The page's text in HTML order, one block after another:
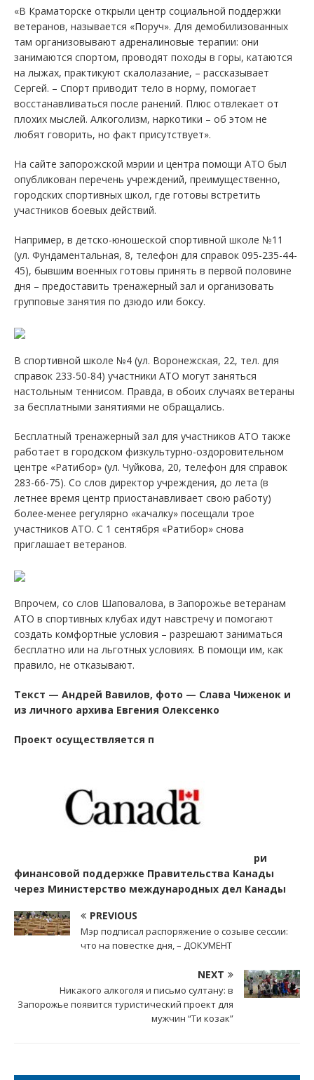
«В Краматорске открыли центр социальной поддержки
ветеранов, называется «Поруч». Для демобилизованных
там организовывают адреналиновые терапии: они
занимаются спортом, проводят походы в горы, катаются
на лыжах, практикуют скалолазание, – рассказывает
Сергей. – Спорт приводит тело в норму, помогает
восстанавливаться после ранений. Плюс отвлекает от
плохих мыслей. Алкоголизм, наркотики – об этом не
любят говорить, но факт присутствует».
На сайте запорожской мэрии и центра помощи АТО был
опубликован перечень учреждений, преимущественно,
городских спортивных школ, где готовы встретить
участников боевых действий.
Например, в детско-юношеской спортивной школе №11
(ул. Фундаментальная, 8, телефон для справок 095-235-44-
45), бывшим военных готовы принять в первой половине
дня – предоставить тренажерный зал и организовать
групповые занятия по дзюдо или боксу.
В спортивной школе №4 (ул. Воронежская, 22, тел. для
справок 233-50-84) участники АТО могут заняться
настольным теннисом. Правда, в обоих случаях ветераны
за бесплатными занятиями не обращались.
Бесплатный тренажерный зал для участников АТО также
работает в городском физкультурно-оздоровительном
центре «Ратибор» (ул. Чуйкова, 20, телефон для справок
283-66-75). Со слов директор учреждения, до лета (в
летнее время центр приостанавливает свою работу)
более-менее регулярно «качалку» посещали трое
участников АТО. С 1 сентября «Ратибор» снова
приглашает ветеранов.
Впрочем, со слов Шаповалова, в Запорожье ветеранам
АТО в спортивных клубах идут навстречу и помогают
создать комфортные условия – разрешают заниматься
бесплатно или на льготных условиях. В помощи им, как
правило, не отказывают.
Текст — Андрей Вавилов, фото — Слава Чиженок и
из личного архива Евгения Олексенко
Проект осуществляется п
ри
финансовой поддержке Правительства Канады
через Министерство международных дел Канады
PREVIOUS
Мэр подписал распоряжение о созыве сессии:
что на повестке дня, – ДОКУМЕНТ
NEXT
Никакого алкоголя и письмо султану: в
Запорожье появится туристический проект для
мужчин “Ти козак”